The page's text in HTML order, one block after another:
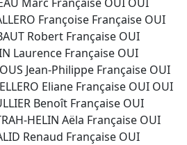
Françoise Française OUI
Robert Française OUI
Laurence Française OUI
Jean-Philippe Française OUI
Eliane Française OUI OUI
Benoît Française OUI
HELIN Aëla Française OUI
Renaud Française OUI